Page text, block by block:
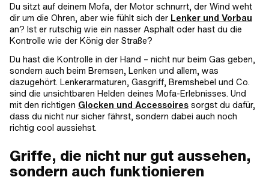
Du sitzt auf deinem Mofa, der Motor schnurrt, der Wind weht
dir um die Ohren, aber wie fühlt sich der Lenker und Vorbau
an? Ist er rutschig wie ein nasser Asphalt oder hast du die
Kontrolle wie der König der Straße?
Du hast die Kontrolle in der Hand – nicht nur beim Gas geben,
sondern auch beim Bremsen, Lenken und allem, was
dazugehört. Lenkerarmaturen, Gasgriff, Bremshebel und Co.
sind die unsichtbaren Helden deines Mofa-Erlebnisses. Und
mit den richtigen Glocken und Accessoires sorgst du dafür,
dass du nicht nur sicher fährst, sondern dabei auch noch
richtig cool aussiehst.
Griffe, die nicht nur gut aussehen,
sondern auch funktionieren